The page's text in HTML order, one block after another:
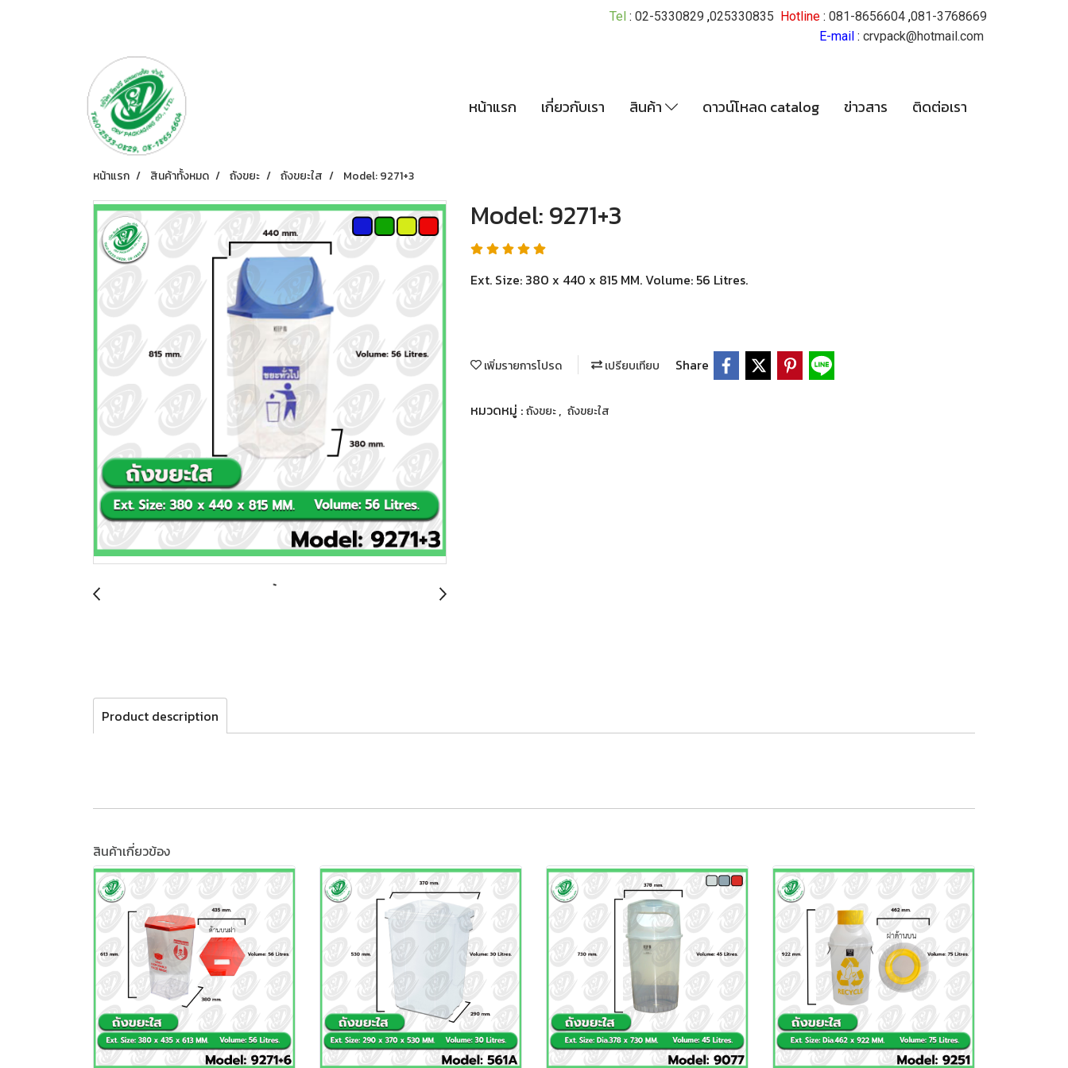
Tel : 02-5330829 ,025330835 Hotline : 081-8656604 ,081-3768669
E-mail : crvpack@hotmail.com
หน้าแรก เกี่ยวกับเรา สินค้า ดาวน์โหลด catalog ข่าวสาร ติดต่อเรา
หน้าแรก สินค้าทั้งหมด ถังขยะ ถังขยะใส Model: 9271+3
Model: 9271+3
Ext. Size: 380 x 440 x 815 MM. Volume: 56 Litres.
เพิ่มรายการโปรด เปรียบเทียบ Share
หมวดหมู่ :ถังขยะ, ถังขยะใส
Product description
สินค้าเกี่ยวข้อง